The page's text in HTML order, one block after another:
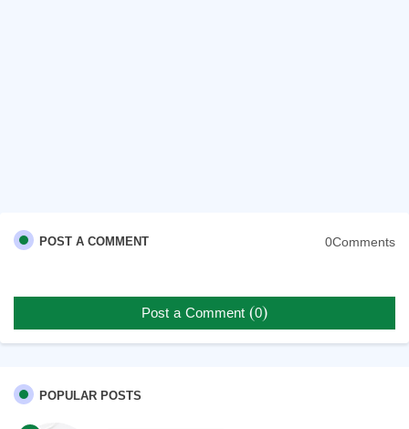
POST A COMMENT 0Comments
Post a Comment (0)
POPULAR POSTS